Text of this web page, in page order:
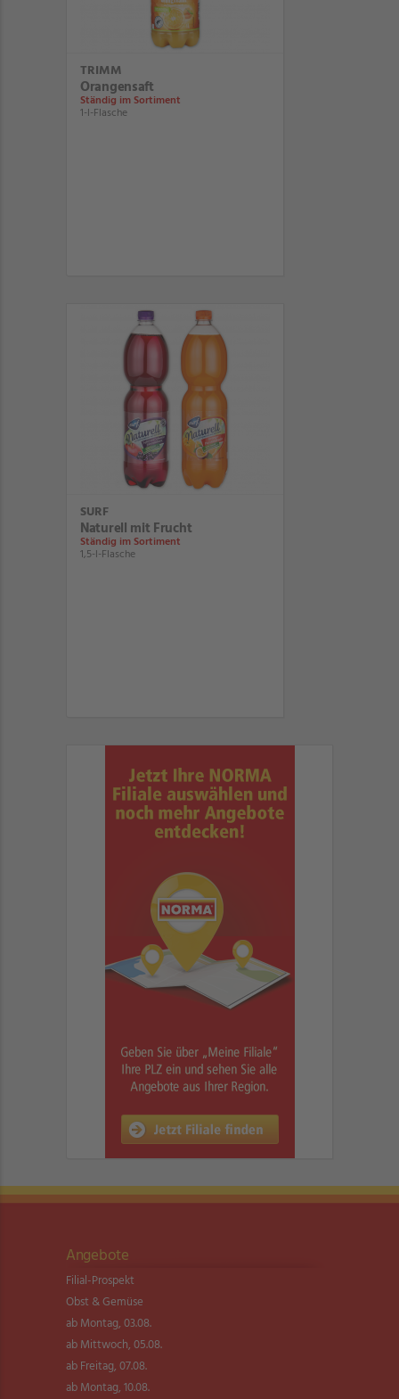
TRIMM
Orangensaft
Ständig im Sortiment
1-l-Flasche
SURF
Naturell mit Frucht
Ständig im Sortiment
1,5-l-Flasche
Angebote
Filial-Prospekt
Obst & Gemüse
ab Montag, 03.08.
ab Mittwoch, 05.08.
ab Freitag, 07.08.
ab Montag, 10.08.